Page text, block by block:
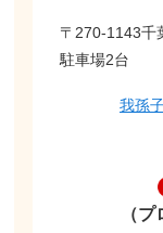
〒270-1143
駐車場2台
我孫
（